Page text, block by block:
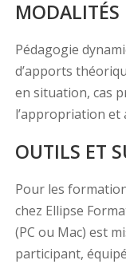
MODALITÉS
Pédagogie
d’apports
en situation, cas
l’appropriation et
OUTILS ET
Pour les
chez Ellipse
(PC ou Mac) est
participant,